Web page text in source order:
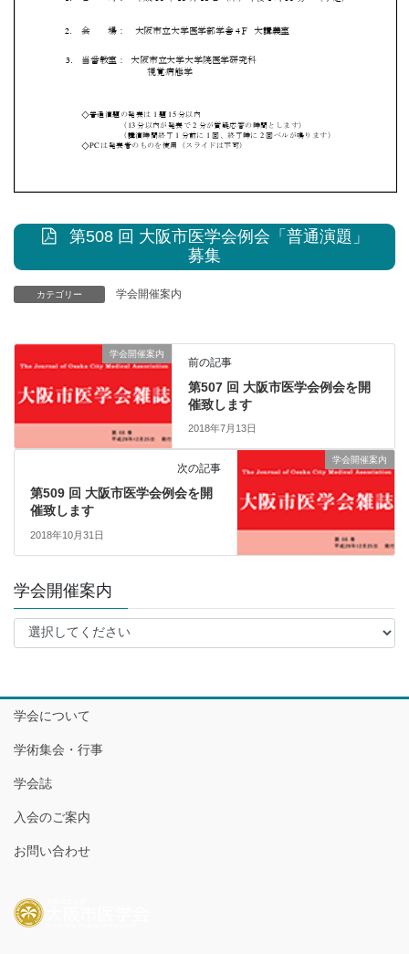
第508 回 大阪市医学会例会「普通演題」
募集
カテゴリー 学会開催案内
学会開催案内
前の記事
第507 回 大阪市医学会例会を開
催致します
2018年7月13日
学会開催案内
次の記事
第509 回 大阪市医学会例会を開
催致します
2018年10月31日
学会開催案内
学会について
学術集会・行事
学会誌
入会のご案内
お問い合わせ